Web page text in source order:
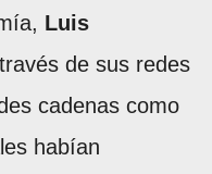
Luis
de sus redes
cadenas como
habían